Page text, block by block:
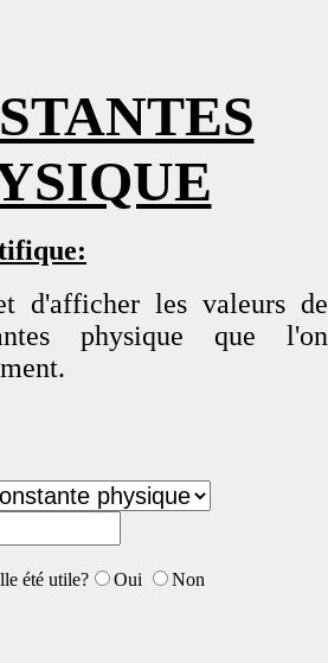
d'afficher les valeurs de
physique que l'on
été utile? Oui Non